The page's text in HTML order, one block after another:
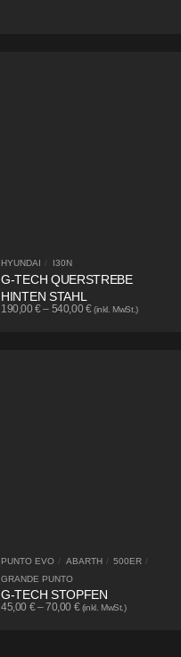
HYUNDAI / I30N
G-TECH QUERSTREBE
HINTEN STAHL
190,00€– 540,00€ (inkl. MwSt.)
PUNTO EVO / ABARTH / 500ER /
GRANDE PUNTO
G-TECH STOPFEN
45,00 €–70,00 € (inkl. MwSt.)